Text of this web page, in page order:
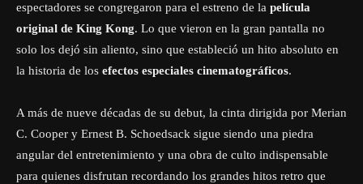
espectadores se congregaron para el estreno de la película
original de King Kong. Lo que vieron en la gran pantalla no
solo los dejó sin aliento, sino que estableció un hito absoluto en
la historia de los efectos especiales cinematográficos.
A más de nueve décadas de su debut, la cinta dirigida por Merian
C. Cooper y Ernest B. Schoedsack sigue siendo una piedra
angular del entretenimiento y una obra de culto indispensable
para quienes disfrutan recordando los grandes hitos retro que